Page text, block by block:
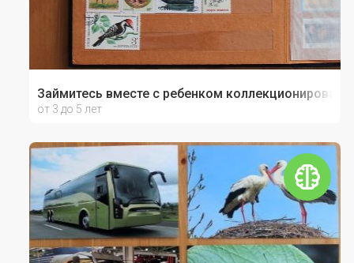
Займитесь вместе с ребенком
от 3 до 5 лет